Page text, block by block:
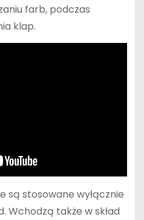
farb, podczas
klap.
są stosowane wyłącznie
Wchodzą także w skład